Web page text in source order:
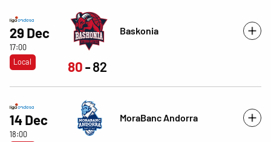
29 Dec
17:00
Local
Baskonia
80 82
14 Dec
18:00
MoraBanc Andorra